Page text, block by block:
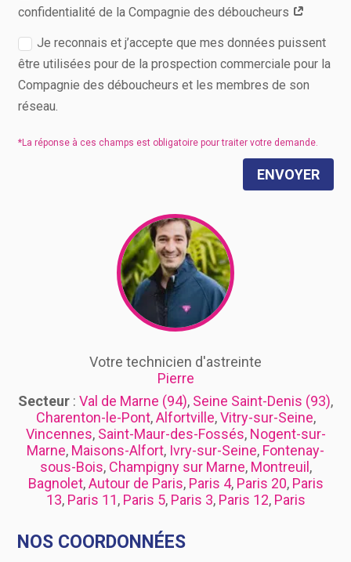
confidentialité de la Compagnie des déboucheurs
Je reconnais et j’accepte que mes données puissent
être utilisées pour de la prospection commerciale pour la
Compagnie des déboucheurs et les membres de son
réseau.
ENVOYER
Votre technicien d'astreinte
Pierre
Secteur : Val de Marne (94), Seine Saint-Denis (93),
Charenton-le-Pont,Alfortville,Vitry-sur-Seine,
Vincennes, Saint-Maur-des-Fossés, Nogent-sur-
Marne, Maisons-Alfort, Ivry-sur-Seine, Fontenay-
sous-Bois, Champigny sur Marne, Montreuil ,
Bagnolet,Autour de Paris, Paris 4, Paris 20, Paris
13, Paris 11, Paris 5, Paris 3, Paris 12, Paris
NOS COORDONNÉES